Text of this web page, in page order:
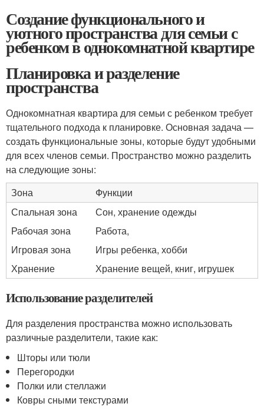
Создание функционального и
уютного пространства для семьи с
ребенком в однокомнатной квартире
Планировка и разделение
пространства
Однокомнатная квартира для семьи с ребенком требует
тщательного подхода к планировке. Основная задача —
создать функциональные зоны, которые будут удобными
для всех членов семьи. Пространство можно разделить
на следующие зоны:
Зона
Функции
Спальная зона
Сон, хранение одежды
Рабочая зона
Работа,
Игровая зона
Игры ребенка, хобби
Хранение
Хранение вещей, книг, игрушек
Использование разделителей
Для разделения пространства можно использовать
различные разделители, такие как:
Шторы или тюли
Перегородки
Полки или стеллажи
Ковры сными текстурами